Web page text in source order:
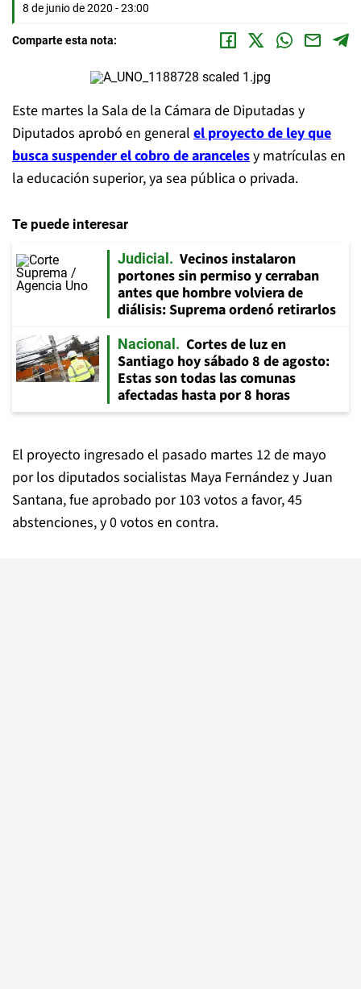
8 de junio de 2020 - 23:00
Comparte esta nota:
Este martes la Sala de la Cámara de Diputadas y
Diputados aprobó en general el proyecto de ley que
busca suspender el cobro de arancelesy matrículas en
la educación superior, ya sea pública o privada.
Te puede interesar
Judicial
Vecinos instalaron
portones sin permiso y cerraban
antes que hombre volviera de
diálisis: Suprema ordenó retirarlos
Nacional
Cortes de luz en
Santiago hoy sábado 8 de agosto:
Estas son todas las comunas
afectadas hasta por 8 horas
El proyecto ingresado el pasado martes 12 de mayo
por los diputados socialistas Maya Fernández y Juan
Santana, fue aprobado por 103 votos a favor, 45
abstenciones, y 0 votos en contra.